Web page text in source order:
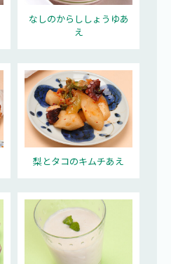
なしのからししょうゆあ
え
梨とタコのキムチあえ